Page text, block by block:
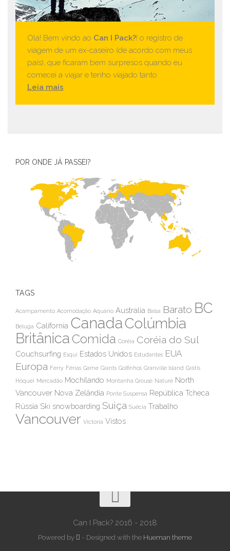
Olá! Bem vindo ao Can I Pack?! o registro de
viagem de um ex-caseiro (de acordo com meus
pais), que ficaram bem surpresos quando eu
comecei a viajar e tenho viajado tanto.
Leia mais.
POR ONDE JÁ PASSEI?
TAGS
Acampamento Acomodação Aquário Australia Balsa Barato BC
Beluga California CanadaColúmbia
Britânica Comida Coréia Coréia do Sul
Couchsurfing Esqui Estados Unidos Estudantes EUA
Europa Ferry Férias Game Giants Golfinhos Granville Island Grátis
Hóquei Mercadão Mochilando Montanha Grouse Nature North
Vancouver Nova Zelândia Ponte Suspensa República Tcheca
Rússia Ski snowboarding Suiça Suécia Trabalho
Vancouver Victoria Vistos
Can I Pack? 2016 - 2018
Powered by - Designed with the Hueman theme